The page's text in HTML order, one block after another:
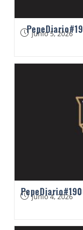
junio 5, 2026
junio 4, 2026